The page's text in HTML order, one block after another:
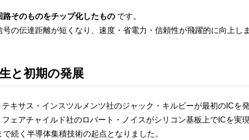
路そのものをチップ化したもの です。
号の伝達距離が短くなり、速度・省電力・信頼性が飛躍的に向上しま
と初期の発展
サス・インスツルメンツ社のジャック・キルビーが最初のICを発
アチャイルド社のロバート・ノイスがシリコン基板上でICを実現
で続く半導体集積技術の起点となりました。